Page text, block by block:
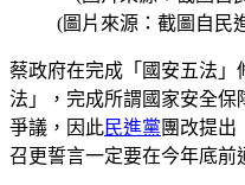
(圖片來源：截圖自民
蔡政府在完成「國安五法」
法」，完成所謂國家安全
爭議，因此民進黨 團改提出
召更誓言一定要在今年底前